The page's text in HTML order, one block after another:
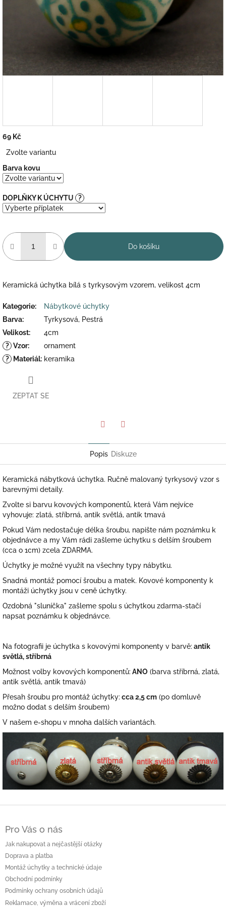
69 Kč
cena:
Zvolte variantu
Barva kovu
DOPLŇKY K ÚCHYTU ?
Do košíku
Keramická úchytka bílá s tyrkysovým vzorem, velikost 4cm
Kategorie:
Nábytkové úchytky
Barva:
Tyrkysová, Pestrá
Velikost:
4cm
? Vzor:
ornament
?
Materiál: keramika
ZEPTAT SE
Popis Diskuze
Keramická nábytková úchytka. Ručně malovaný tyrkysový vzor s
barevnými detaily.
Zvolte si barvu kovových komponentů, která Vám nejvíce
vyhovuje: zlatá, stříbrná, antik světlá, antik tmavá
Pokud Vám nedostačuje délka šroubu, napište nám poznámku k
objednávce a my Vám rádi zašleme úchytku s delším šroubem
(cca o 1cm) zcela ZDARMA.
Úchytky je možné využít na všechny typy nábytku.
Snadná montáž pomocí šroubu a matek. Kovové komponenty k
montáži úchytky jsou v ceně úchytky.
Ozdobná "sluníčka" zašleme spolu s úchytkou zdarma-stačí
napsat poznámku k objednávce.
Na fotografii je úchytka s kovovými komponenty v barvě: antik
světlá, stříbrná
Možnost volby kovových komponentů: ANO (barva stříbrná, zlatá,
antik světlá, antik tmavá)
Přesah šroubu pro montáž úchytky: cca 2,5 cm (po domluvě
možno dodat s delším šroubem)
V našem e-shopu v mnoha dalších variantách.
Pro Vás o nás
Jak nakupovat a nejčastější otázky
Doprava a platba
Montáž úchytky a technické údaje
Obchodní podmínky
Podmínky ochrany osobních údajů
Reklamace, výměna a vrácení zboží